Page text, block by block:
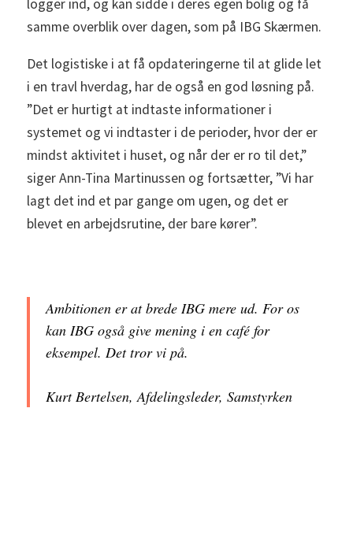
logger ind, og kan sidde i deres egen bolig og få
samme overblik over dagen, som på IBG Skærmen.
Det logistiske i at få opdateringerne til at glide let
i en travl hverdag, har de også en god løsning på.
”Det er hurtigt at indtaste informationer i
systemet og vi indtaster i de perioder, hvor der er
mindst aktivitet i huset, og når der er ro til det,”
siger Ann-Tina Martinussen og fortsætter, ”Vi har
lagt det ind et par gange om ugen, og det er
blevet en arbejdsrutine, der bare kører”.
Ambitionen er at brede IBG mere ud. For os
kan IBG også give mening i en café for
eksempel. Det tror vi på.
Kurt Bertelsen, Afdelingsleder, Samstyrken